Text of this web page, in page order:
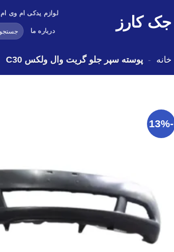
جک کارز
لوازم یدکی ام وی ام
درباره ما
جستجو
برای:
خانه - پوسته سپر جلو گریت وال ولکس C30
-13%